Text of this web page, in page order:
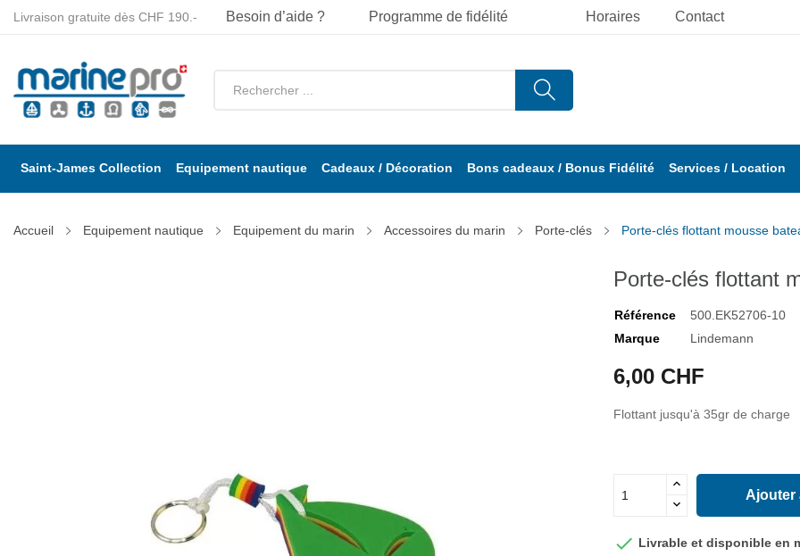
Horaires Contact
Livraison gratuite dès CHF 190.- Besoin d’aide ? Programme de fidélité
Saint-James Collection Equipement nautique Cadeaux / Décoration Bons cadeaux / Bonus Fidélité Services / Location
Accueil Equipement nautique Equipement du marin Accessoires du marin Porte-clés Porte-clés flottant mousse
Porte-clés flottant
Référence
500.EK52706-10
Marque
Lindemann
6,00 CHF
Flottant jusqu'à 35gr de charge
Ajouter
 Livrable et disponible en